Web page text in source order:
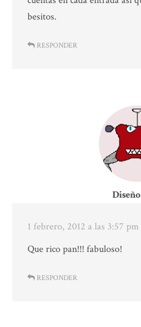
besitos.
RESPONDER
1 febrero, 2012 a las 3:57 pm
Que rico pan!!! fabuloso!
RESPONDER